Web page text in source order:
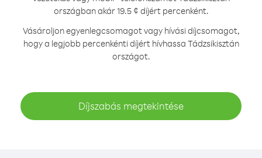
országban akár 19.5 ¢ díjért percenként.
Vásároljon egyenlegcsomagot vagy hívási díjcsomagot,
hogy a legjobb percenkénti díjért hívhassa Tádzsikisztán
országot.
Díjszabás megtekintése